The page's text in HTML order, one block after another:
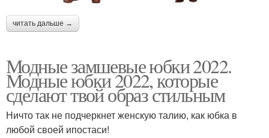
читать дальше →
Модные замшевые юбки 2022.
Модные юбки 2022, которые
сделают твой образ стильным
Ничто так не подчеркнет женскую талию, как юбка в
любой своей ипостаси!